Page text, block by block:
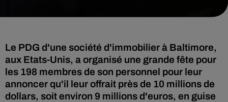
Le PDG d'une société d'immobilier à Baltimore,
aux Etats-Unis, a organisé une grande fête pour
les 198 membres de son personnel pour leur
annoncer qu'il leur offrait près de 10 millions de
dollars, soit environ 9 millions d'euros, en guise